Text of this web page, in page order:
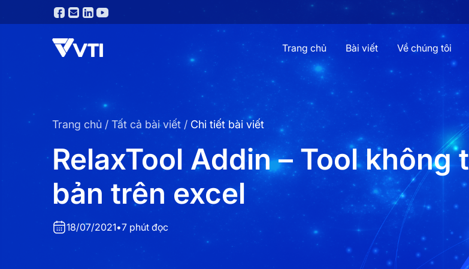
Trang chủ Bài viết Về chúng tôi
Trang chủ / Tất cả bài viết / Chi tiết bài viết
RelaxTool Addin – Tool
bản trên excel
18/07/2021•7 phút đọc